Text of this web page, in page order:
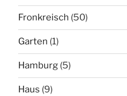
Fronkreisch (50)
Garten (1)
Hamburg (5)
Haus (9)